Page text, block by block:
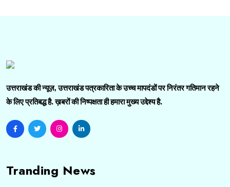
उत्तराखंड की न्यूज़, उत्तराखंड पत्रकारिता के उच्च मापदंडों पर निरंतर गतिमान रहने
के लिए प्रतिबद्ध है. ख़बरों की निष्पक्षता ही हमारा मुख्य उद्देश्य है.
Tranding News